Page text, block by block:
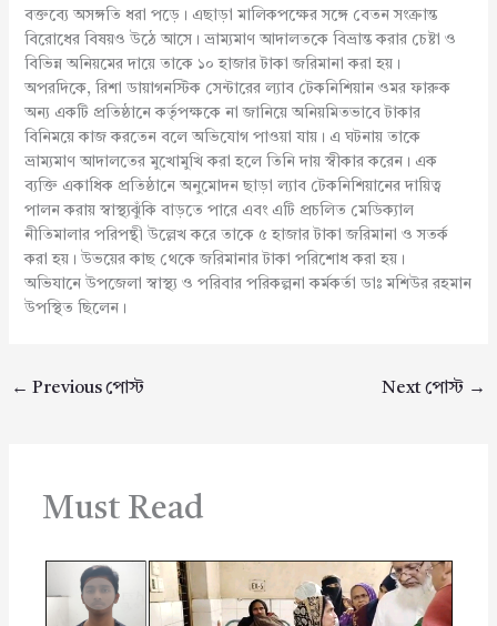
বক্তব্যে অসঙ্গতি ধরা পড়ে। এছাড়া মালিকপক্ষের সঙ্গে বেতন সংক্রান্ত
বিরোধের বিষয়ও উঠে আসে। ভ্রাম্যমাণ আদালতকে বিভ্রান্ত করার চেষ্টা ও
বিভিন্ন অনিয়মের দায়ে তাকে ১০ হাজার টাকা জরিমানা করা হয়।
অপরদিকে, রিশা ডায়াগনস্টিক সেন্টারের ল্যাব টেকনিশিয়ান ওমর ফারুক
অন্য একটি প্রতিষ্ঠানে কর্তৃপক্ষকে না জানিয়ে অনিয়মিতভাবে টাকার
বিনিময়ে কাজ করতেন বলে অভিযোগ পাওয়া যায়। এ ঘটনায় তাকে
ভ্রাম্যমাণ আদালতের মুখোমুখি করা হলে তিনি দায় স্বীকার করেন। এক
ব্যক্তি একাধিক প্রতিষ্ঠানে অনুমোদন ছাড়া ল্যাব টেকনিশিয়ানের দায়িত্ব
পালন করায় স্বাস্থ্যঝুঁকি বাড়তে পারে এবং এটি প্রচলিত মেডিক্যাল
নীতিমালার পরিপন্থী উল্লেখ করে তাকে ৫ হাজার টাকা জরিমানা ও সতর্ক
করা হয়। উভয়ের কাছ থেকে জরিমানার টাকা পরিশোধ করা হয়।
অভিযানে উপজেলা স্বাস্থ্য ও পরিবার পরিকল্পনা কর্মকর্তা ডাঃ মশিউর রহমান
উপস্থিত ছিলেন।
← Previous পোস্ট Next পোস্ট →
Must Read